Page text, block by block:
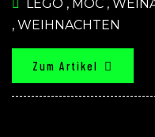
LEGO , MOC ,
, WEIHNACHTEN
Zum Artikel